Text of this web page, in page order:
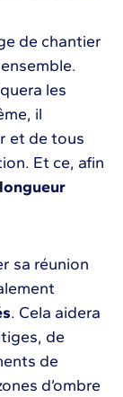
de chantier
les
il
et de tous
Et ce, afin
sa réunion
. Cela aidera
de
de
d’ombre